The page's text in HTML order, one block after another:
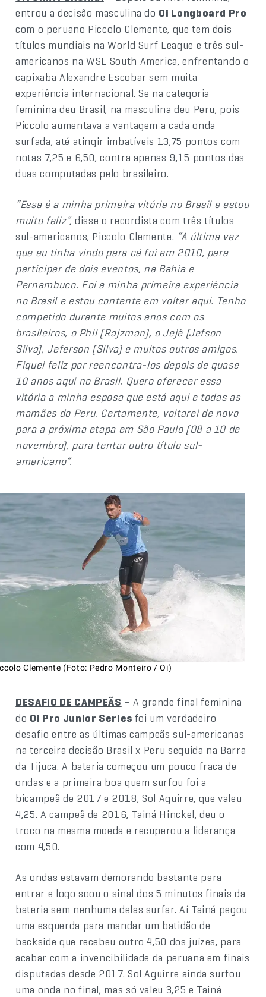
entrou a decisão masculina do Oi Longboard Pro
com o peruano Piccolo Clemente, que tem dois
títulos mundiais na World Surf League e três sul-
americanos na WSL South America, enfrentando o
capixaba Alexandre Escobar sem muita
experiência internacional. Se na categoria
feminina deu Brasil, na masculina deu Peru, pois
Piccolo aumentava a vantagem a cada onda
surfada, até atingir imbatíveis 13,75 pontos com
notas 7,25 e 6,50, contra apenas 9,15 pontos das
duas computadas pelo brasileiro.
“Essa é a minha primeira vitória no Brasil e estou
muito feliz”,disse o recordista com três títulos
sul-americanos, Piccolo Clemente. “A última vez
que eu tinha vindo para cá foi em 2010, para
participar de dois eventos, na Bahia e
Pernambuco. Foi a minha primeira experiência
no Brasil e estou contente em voltar aqui. Tenho
competido durante muitos anos com os
brasileiros, o Phil (Rajzman), o Jejê (Jefson
Silva), Jeferson (Silva) e muitos outros amigos.
Fiquei feliz por reencontra-los depois de quase
10 anos aqui no Brasil. Quero oferecer essa
vitória a minha esposa que está aqui e todas as
mamães do Peru. Certamente, voltarei de novo
para a próxima etapa em São Paulo (08 a 10 de
novembro), para tentar outro título sul-
americano”.
Clemente (Foto: Pedro Monteiro / Oi)
DESAFIO DE CAMPEÃS – A grande final feminina
do Oi Pro Junior Series foi um verdadeiro
desafio entre as últimas campeãs sul-americanas
na terceira decisão Brasil x Peru seguida na Barra
da Tijuca. A bateria começou um pouco fraca de
ondas e a primeira boa quem surfou foi a
bicampeã de 2017 e 2018, Sol Aguirre, que valeu
4,25. A campeã de 2016, Tainá Hinckel, deu o
troco na mesma moeda e recuperou a liderança
com 4,50.
As ondas estavam demorando bastante para
entrar e logo soou o sinal dos 5 minutos finais da
bateria sem nenhuma delas surfar. Aí Tainá pegou
uma esquerda para mandar um batidão de
backside que recebeu outro 4,50 dos juízes, para
acabar com a invencibilidade da peruana em finais
disputadas desde 2017. Sol Aguirre ainda surfou
uma onda no final, mas só valeu 3,25 e Tainá